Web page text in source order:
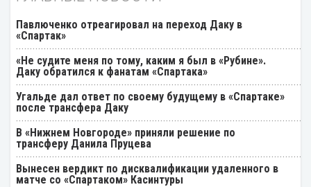
Павлюченко отреагировал на переход Даку в
«Спартак»
«Не судите меня по тому, каким я был в «Рубине».
Даку обратился к фанатам «Спартака»
Угальде дал ответ по своему будущему в «Спартаке»
после трансфера Даку
В «Нижнем Новгороде» приняли решение по
трансферу Данила Пруцева
Вынесен вердикт по дисквалификации удаленного в
матче со «Спартаком» Касинтуры